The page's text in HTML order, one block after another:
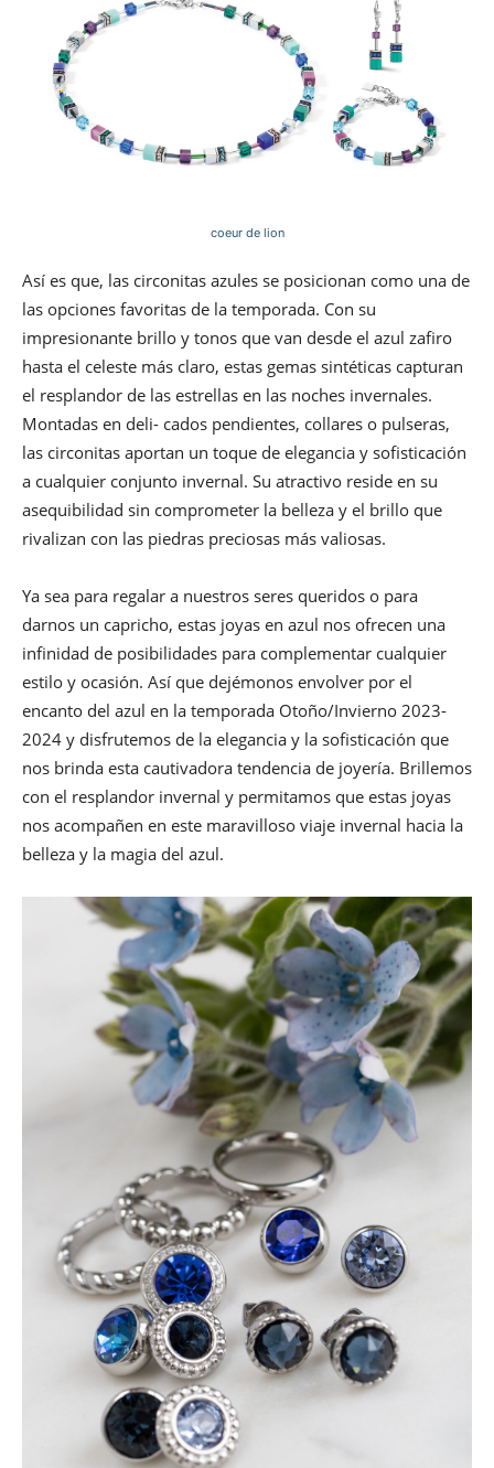
coeur de lion
Así es que, las circonitas azules se posicionan como una de
las opciones favoritas de la temporada. Con su
impresionante brillo y tonos que van desde el azul zafiro
hasta el celeste más claro, estas gemas sintéticas capturan
el resplandor de las estrellas en las noches invernales.
Montadas en deli- cados pendientes, collares o pulseras,
las circonitas aportan un toque de elegancia y sofisticación
a cualquier conjunto invernal. Su atractivo reside en su
asequibilidad sin comprometer la belleza y el brillo que
rivalizan con las piedras preciosas más valiosas.
Ya sea para regalar a nuestros seres queridos o para
darnos un capricho, estas joyas en azul nos ofrecen una
infinidad de posibilidades para complementar cualquier
estilo y ocasión. Así que dejémonos envolver por el
encanto del azul en la temporada Otoño/Invierno 2023-
2024 y disfrutemos de la elegancia y la sofisticación que
nos brinda esta cautivadora tendencia de joyería. Brillemos
con el resplandor invernal y permitamos que estas joyas
nos acompañen en este maravilloso viaje invernal hacia la
belleza y la magia del azul.